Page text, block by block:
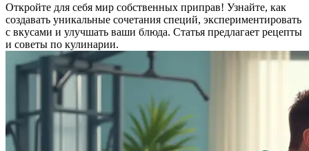
Откройте для себя мир собственных приправ! Узнайте, как
создавать уникальные сочетания специй, экспериментировать
с вкусами и улучшать ваши блюда. Статья предлагает рецепты
и советы по кулинарии.